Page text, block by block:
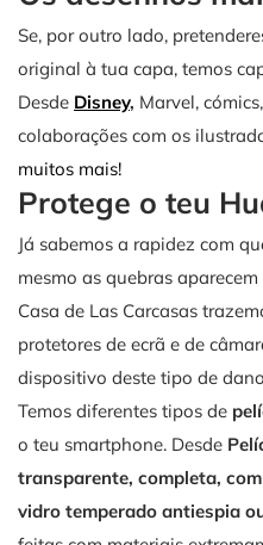
Se, por outro lado,
original à tua capa, temos
Desde Disney, Marvel, cómics,
colaborações com os
muitos mais!
Protege o teu
Já sabemos a rapidez com
mesmo as quebras
Casa de Las Carcasas
protetores de ecrã e de
dispositivo deste tipo de
Temos diferentes tipos de
o teu smartphone. Desde
transparente, completa,
vidro temperado antiespia